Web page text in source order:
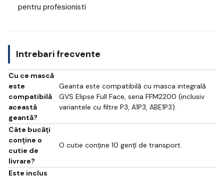
pentru profesionisti
Intrebari frecvente
Cu ce mască
este
compatibilă
această
geantă?
Geanta este compatibilă cu masca integrală
GVS Elipse Full Face, seria FFM2200 (inclusiv
variantele cu filtre P3, A1P3, ABE1P3).
Câte bucăți
conține o
cutie de
livrare?
O cutie conține 10 gențí de transport.
Este inclus